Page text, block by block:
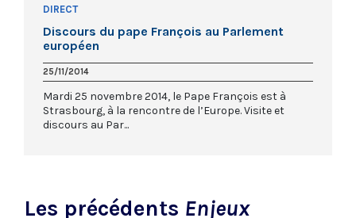
DIRECT
Discours du pape François au Parlement
européen
25/11/2014
Mardi 25 novembre 2014, le Pape François est à
Strasbourg, à la rencontre de l’Europe. Visite et
discours au Par...
Les précédents Enjeux